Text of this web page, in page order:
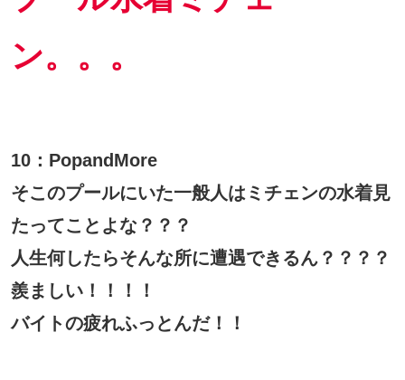
ン。。。
10：PopandMore
そこのプールにいた一般人はミチェンの水着見
たってことよな？？？
人生何したらそんな所に遭遇できるん？？？？
羨ましい！！！！
バイトの疲れふっとんだ！！